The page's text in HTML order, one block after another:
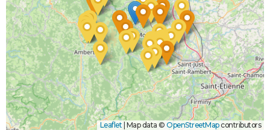
Leaflet | Map data © OpenStreetMapcontributors